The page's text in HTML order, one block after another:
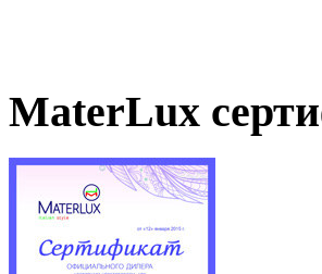
MaterLux